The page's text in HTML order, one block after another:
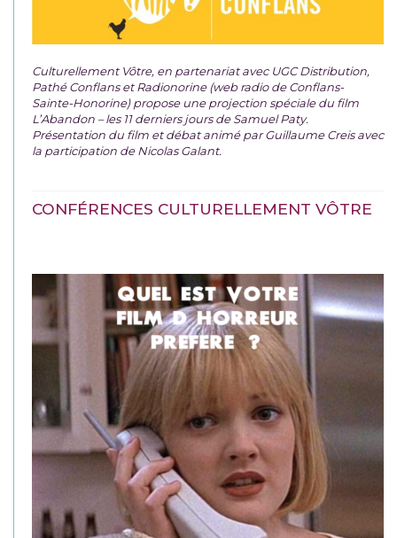
Culturellement Vôtre, en partenariat avec UGC Distribution,
Pathé Conflans et Radionorine (web radio de Conflans-
Sainte-Honorine) propose une projection spéciale du film
L’Abandon – les 11 derniers jours de Samuel Paty.
Présentation du film et débat animé par Guillaume Creis avec
la participation de Nicolas Galant.
CONFÉRENCES CULTURELLEMENT VÔTRE